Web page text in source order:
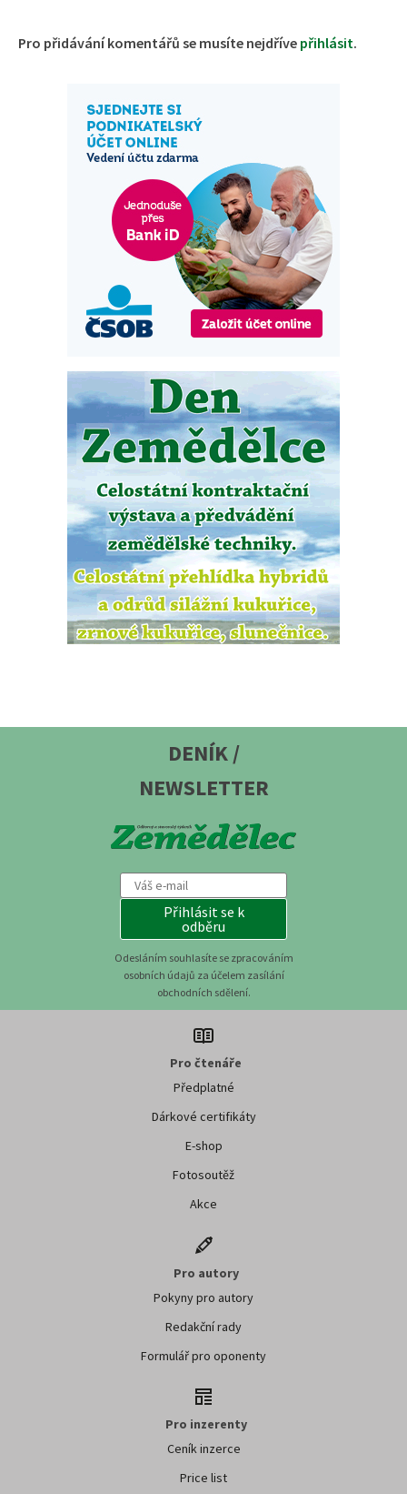
Pro přidávání komentářů se musíte nejdříve přihlásit.
DENÍK /
NEWSLETTER
Přihlásit se k
odběru
Odesláním souhlasíte se zpracováním
osobních údajů za účelem zasílání
obchodních sdělení.
Pro čtenáře
Předplatné
Dárkové certifikáty
E-shop
Fotosoutěž
Akce
Pro autory
Pokyny pro autory
Redakční rady
Formulář pro oponenty
Pro inzerenty
Ceník inzerce
Price list